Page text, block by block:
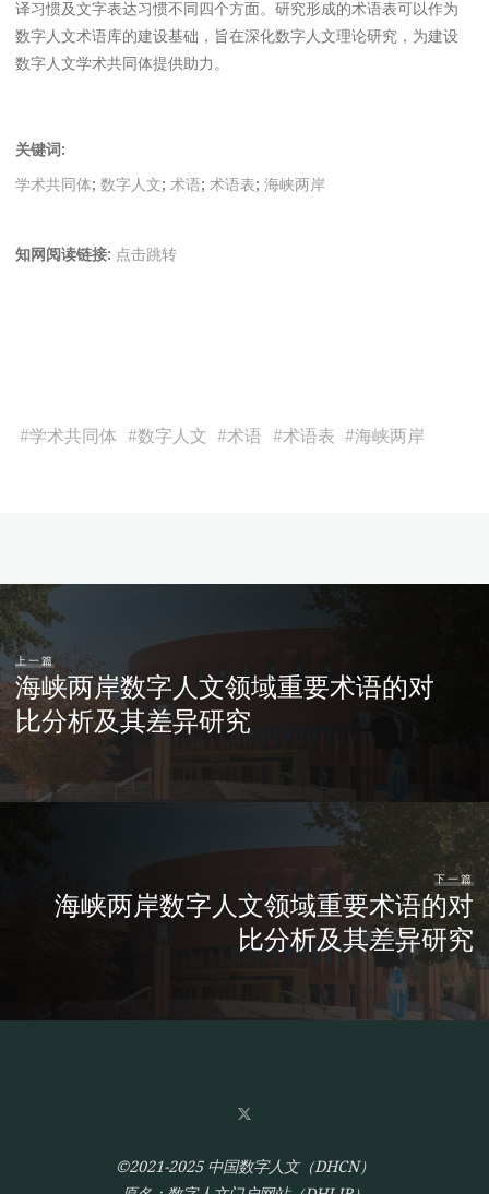
译习惯及文字表达习惯不同四个方面。研究形成的术语表可以作为
数字人文术语库的建设基础，旨在深化数字人文理论研究，为建设
数字人文学术共同体提供助力。
关键词:
学术共同体;数字人文;术语;术语表;海峡两岸
知网阅读链接: 点击跳转
#学术共同体 #数字人文 #术语 #术语表 #海峡两岸
上一篇
海峡两岸数字人文领域重要术语的对
比分析及其差异研究
下一篇
海峡两岸数字人文领域重要术语的对
比分析及其差异研究
©2021-2025 中国数字人文（DHCN）